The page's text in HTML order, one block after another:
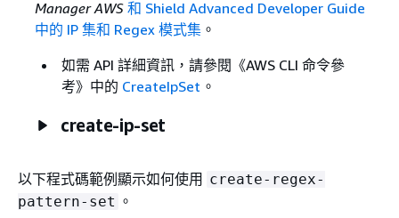
Manager AWS 和 Shield Advanced Developer Guide
中的 IP 集和 Regex 模式集。
如需 API 詳細資訊，請參閱《AWS CLI 命令參
考》 中的 CreateIpSet 。
create-ip-set
以下程式碼範例顯示如何使用 create-regex-
pattern-set 。